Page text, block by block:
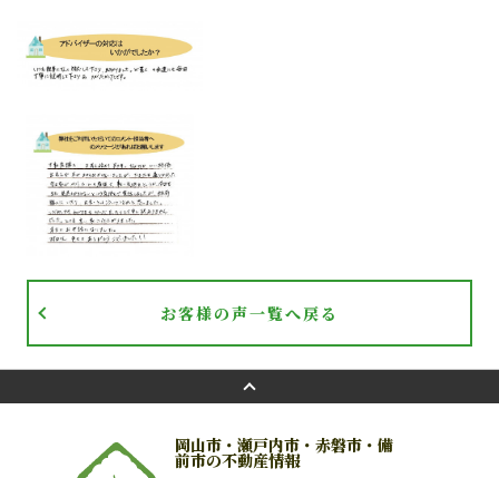
お客様の声一覧へ戻る
岡山市・瀬戸内市・赤磐市・備
前市の不動産情報